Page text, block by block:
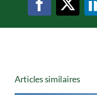
Facebook
X
Articles similaires